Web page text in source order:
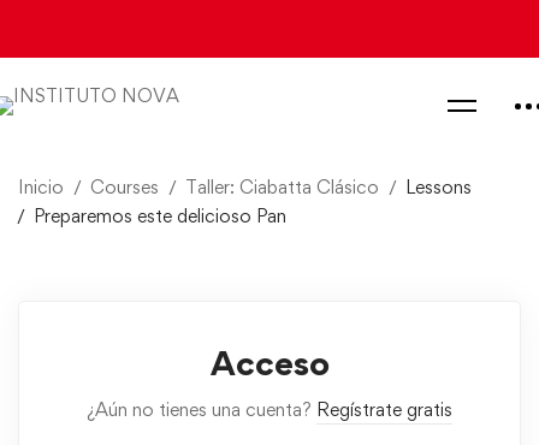
Inicio Courses Taller: Ciabatta Clásico
Lessons
Preparemos este delicioso Pan
Acceso
¿Aún no tienes una cuenta? Regístrate gratis